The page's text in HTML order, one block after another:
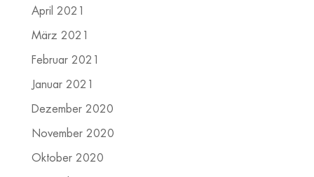
April 2021
März 2021
Februar 2021
Januar 2021
Dezember 2020
November 2020
Oktober 2020